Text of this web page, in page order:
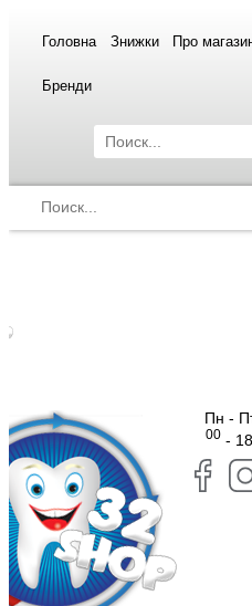
Головна Знижки Про
Бренди
Пн -
00- 18